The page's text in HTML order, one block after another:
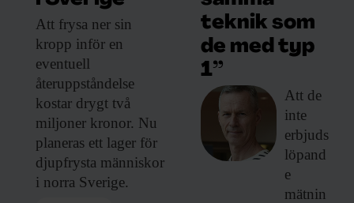
Att frysa ner sin
kropp inför en
eventuell
återuppståndelse
kostar drygt två
miljoner kronor. Nu
planeras ett lager för
djupfrysta människor
i norra Sverige.
teknik som
de med typ
1”
Att de
inte
erbjuds
löpand
e
mätnin